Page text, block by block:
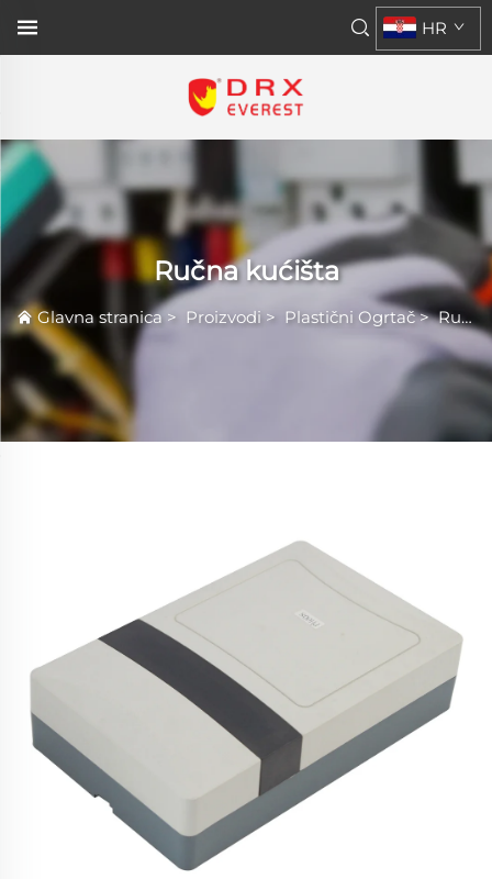
HR
Ručna kućišta
Glavna stranica > Proizvodi> Plastični Ogrtač>Ručna kućišta